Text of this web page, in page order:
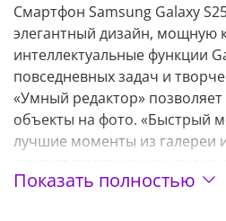
Смартфон Samsung Galaxy
элегантный дизайн, мощную
интеллектуальные функции
повседневных задач и
«Умный редактор»
объекты на фото. «Быстрый
лучшие моменты из галереи
питомцем. «Генератор
Показать полностью